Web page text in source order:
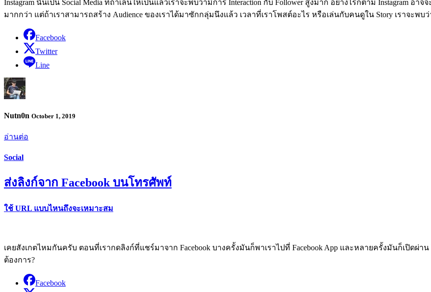
Instagram นั้นเป็น Social Media ที่ถ้าเล่นให้เป็นแล้วเราจะพบว่ามีการ Interaction กับ Follower สูงมาก อย่างไรก็ตาม Instagram
มากกว่า แต่ถ้าเราสามารถสร้าง Audience ของเราได้มาซักกลุ่มนึงแล้ว เวลาที่เราโพสต์อะไร หรือเล่นกับคนดูใน Story เราจะพบว่
Facebook
Twitter
Line
Nutn0n October 1, 2019
อ่านต่อ
Social
ส่งลิงก์จาก Facebook บนโทรศัพท์
ใช้ URL แบบไหนถึงจะเหมาะสม
เคยสังเกตไหมกันครับ ตอนที่เรากดลิงก์ที่แชร์มาจาก Facebook บางครั้งมันก็พาเราไปที่ Facebook App และหลายครั้งมันก็เปิดผ่า
ต้องการ?
Facebook